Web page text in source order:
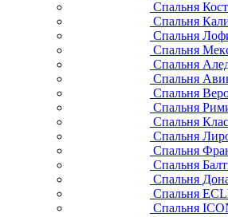
Спальня
Спальня
Спальня
Спальня
Спальня
Спальня
Спальня
Спальня
Спальня
Спальня
Спальня
Спальня
Спальня
Спальня
Спальня